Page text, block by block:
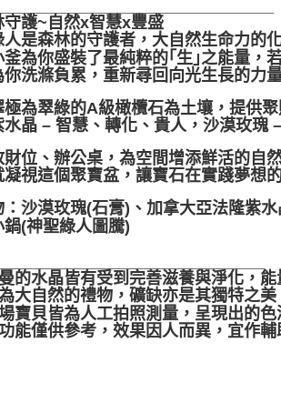
守護~自然x智慧x豐盛
人是森林的守護者，大自然生命力的
釜為你盛裝了最純粹的｢生｣之能量，
你洗滌負累，重新尋回向光生長的力
極為翠綠的A級橄欖石為土壤，提供
水晶 – 智慧、轉化、貴人，沙漠玫瑰
財位、辦公桌，為空間增添鮮活的自
凝視這個聚寶盆，讓寶石在實踐夢想
：沙漠玫瑰(石膏)、加拿大亞法隆紫
鍋(神聖綠人圖騰)
的水晶皆有受到完善滋養與淨化，
大自然的禮物，礦缺亦是其獨特之
寶貝皆為人工拍照測量，呈現出的
能僅供參考，效果因人而異，宜作